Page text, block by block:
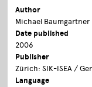
Author
Michael Baumgartner
Date published
2006
Publisher
Zürich: SIK-ISEA /
Language